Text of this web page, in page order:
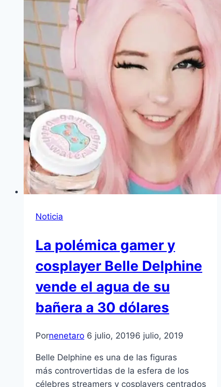
Noticia
La polémica gamer y
cosplayer Belle Delphine
vende el agua de su
bañera a 30 dólares
Pornenetaro 6 julio, 20196 julio, 2019
Belle Delphine es una de las figuras
más controvertidas de la esfera de los
célebres streamers y cosplayers centrados